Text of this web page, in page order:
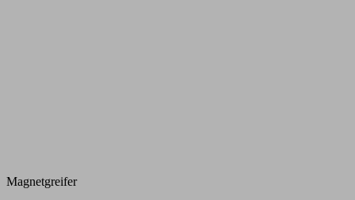
Magnetgreifer